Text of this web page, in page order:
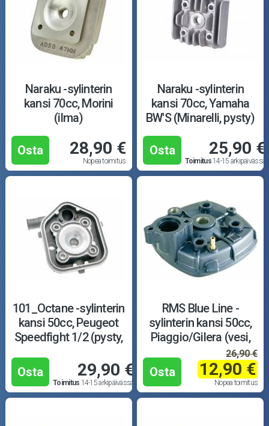
Naraku -sylinterin
kansi 70cc, Morini
(ilma)
Osta 28,90 €
Nopea toimitus
Naraku -sylinterin
kansi 70cc, Yamaha
BW'S (Minarelli, pysty)
Osta 25,90 €
Toimitus14-15 arkipäivässä
101_Octane -sylinterin
kansi 50cc, Peugeot
Speedfight 1/2 (pysty,
Osta
29,90 €
Toimitus 14-15 arkipäivässä
RMS Blue Line -
sylinterin kansi 50cc,
Piaggio/Gilera (vesi,
vanha malli)
Osta
26,90 €
12,90 €
Nopea toimitus